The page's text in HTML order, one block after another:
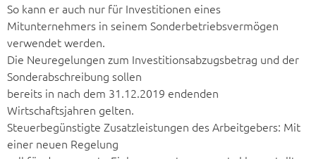
So kann er auch nur für Investitionen eines
Mitunternehmers in seinem Sonderbetriebsvermögen
verwendet werden.
Die Neuregelungen zum Investitionsabzugsbetrag und der
Sonderabschreibung sollen
bereits in nach dem 31.12.2019 endenden
Wirtschaftsjahren gelten.
Steuerbegünstigte Zusatzleistungen des Arbeitgebers: Mit
einer neuen Regelung